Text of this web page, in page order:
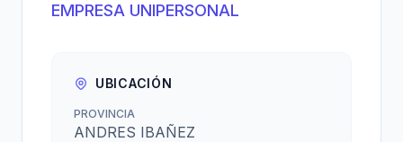
EMPRESA UNIPERSONAL
UBICACIÓN
PROVINCIA
ANDRES IBAÑEZ